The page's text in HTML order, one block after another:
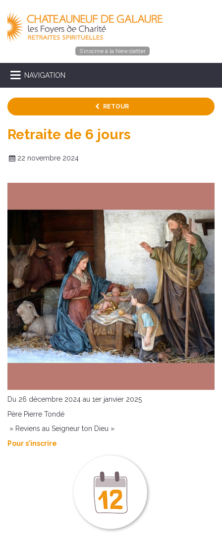
S’inscrire à la Newsletter
NAVIGATION
RETOUR
Retraite de 6 jours
22 novembre 2024
Du 26 décembre 2024 au 1er janvier 2025
Père Pierre Tondé
» Reviens au Seigneur ton Dieu »
Pour s’inscrire